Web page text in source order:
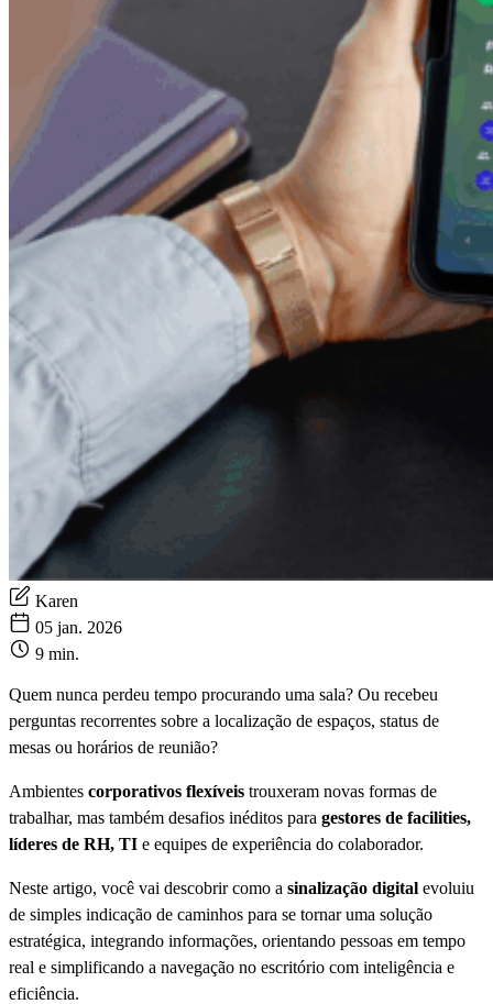
Karen
05 jan. 2026
9 min.
Quem nunca perdeu tempo procurando uma sala? Ou recebeu
perguntas recorrentes sobre a localização de espaços, status de
mesas ou horários de reunião?
Ambientes corporativos flexíveis trouxeram novas formas de
trabalhar, mas também desafios inéditos para gestores de facilities,
líderes de RH, TI e equipes de experiência do colaborador.
Neste artigo, você vai descobrir como a sinalização digital evoluiu
de simples indicação de caminhos para se tornar uma solução
estratégica, integrando informações, orientando pessoas em tempo
real e simplificando a navegação no escritório com inteligência e
eficiência.